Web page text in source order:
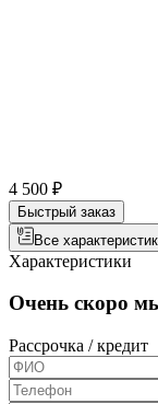
4 500 ₽
Быстрый заказ
Все
Характеристики
Очень скоро
Рассрочка / кредит